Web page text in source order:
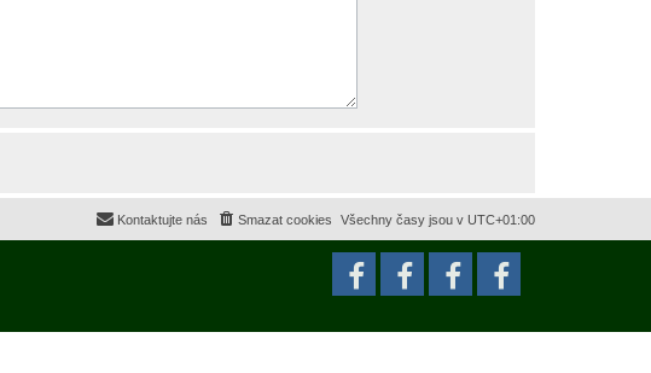
Všechny časy jsou v UTC+01:00
Smazat cookies
Kontaktujte nás